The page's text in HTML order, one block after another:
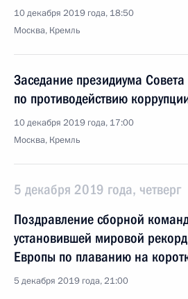
10 декабря 2019 года, 18:50
Москва, Кремль
Заседание президиума Совета
по противодействию
10 декабря 2019 года, 17:00
Москва, Кремль
5 декабря 2019 года, четверг
Поздравление сборной
установившей мировой
Европы по плаванию на
5 декабря 2019 года, 21:00